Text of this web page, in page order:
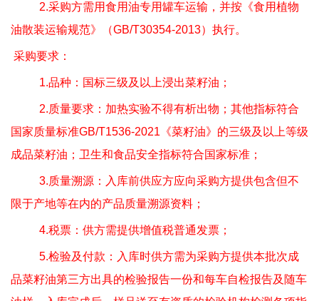
2.采购方需用食用油专用罐车运输，并按《食用植物
油散装运输规范》（GB/T30354-2013）执行。
采购要求：
1.品种：国标三级及以上浸出菜籽油；
2.质量要求：加热实验不得有析出物；其他指标符合
国家质量标准GB/T1536-2021 《菜籽油》的三级及以上等级
成品菜籽油；卫生和食品安全指标符合国家标准；
3.质量溯源：入库前供应方应向采购方提供包含但不
限于产地等在内的产品质量溯源资料；
4.税票：供方需提供增值税普通发票；
5.检验及付款：入库时供方需为采购方提供本批次成
品菜籽油第三方出具的检验报告一份和每车自检报告及随车